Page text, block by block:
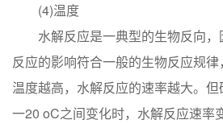
(4)温度
水解反应是一典型的生物反向，
反应的影响符合一般的生物反应规律
温度越高，水解反应的速率越大。
一20 oC之间变化时，水解反应速率